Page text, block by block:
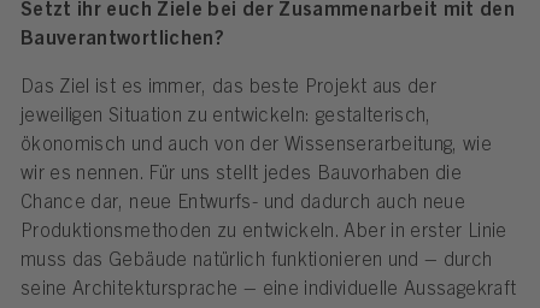
Setzt ihr euch Ziele bei der Zusammenarbeit mit den
Bauverantwortlichen?
Das Ziel ist es immer, das beste Projekt aus der
jeweiligen Situation zu entwickeln: gestalterisch,
ökonomisch und auch von der Wissenserarbeitung, wie
wir es nennen. Für uns stellt jedes Bauvorhaben die
Chance dar, neue Entwurfs- und dadurch auch neue
Produktionsmethoden zu entwickeln. Aber in erster Linie
muss das Gebäude natürlich funktionieren und – durch
seine Architektursprache – eine individuelle Aussagekraft